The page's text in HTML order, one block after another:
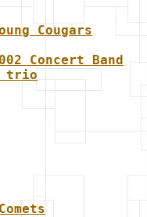
Cougars
Concert Band
trio